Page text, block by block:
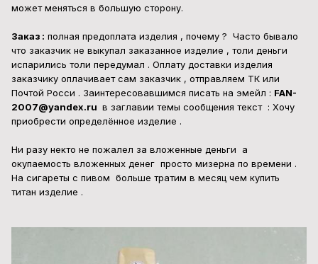
может меняться в большую сторону.
Заказ : полная предоплата изделия , почему ? Часто бывало
что заказчик не выкупал заказанное изделие , толи деньги
испарились толи передумал . Оплату доставки изделия
заказчику оплачивает сам заказчик , отправляем ТК или
Почтой Росси . Заинтересовавшимся писать на эмейл : FAN-
2007@yandex.ru в заглавии темы сообщения текст : Хочу
приобрести определённое изделие .
Ни разу некто не пожалел за вложенные деньги а
окупаемость вложенных денег просто мизерна по времени .
На сигареты с пивом больше тратим в месяц чем купить
титан изделие .